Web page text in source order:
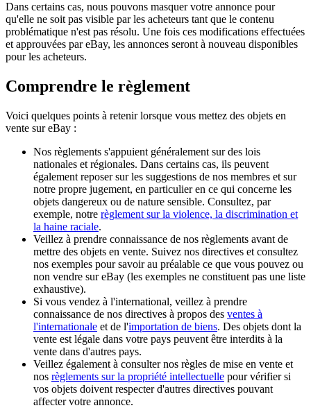
Dans certains cas, nous pouvons masquer votre annonce pour
qu'elle ne soit pas visible par les acheteurs tant que le contenu
problématique n'est pas résolu. Une fois ces modifications effectuées
et approuvées par eBay, les annonces seront à nouveau disponibles
pour les acheteurs.
Comprendre le règlement
Voici quelques points à retenir lorsque vous mettez des objets en
vente sur eBay :
Nos règlements s'appuient généralement sur des lois
nationales et régionales. Dans certains cas, ils peuvent
également reposer sur les suggestions de nos membres et sur
notre propre jugement, en particulier en ce qui concerne les
objets dangereux ou de nature sensible. Consultez, par
exemple, notre règlement sur la violence, la discrimination et
la haine raciale.
Veillez à prendre connaissance de nos règlements avant de
mettre des objets en vente. Suivez nos directives et consultez
nos exemples pour savoir au préalable ce que vous pouvez ou
non vendre sur eBay (les exemples ne constituent pas une liste
exhaustive).
Si vous vendez à l'international, veillez à prendre
connaissance de nos directives à propos des ventes à
l'internationale et de l'importation de biens. Des objets dont la
vente est légale dans votre pays peuvent être interdits à la
vente dans d'autres pays.
Veillez également à consulter nos règles de mise en vente et
nos règlements sur la propriété intellectuelle pour vérifier si
vos objets doivent respecter d'autres directives pouvant
affecter votre annonce.